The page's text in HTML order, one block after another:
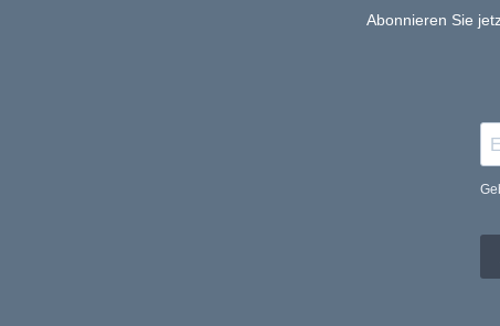
Abonnieren Sie